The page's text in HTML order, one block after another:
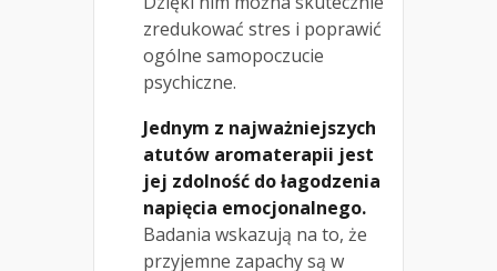
zredukować stres i poprawić
ogólne samopoczucie
psychiczne.
Jednym z najważniejszych
atutów aromaterapii jest
jej zdolność do łagodzenia
napięcia emocjonalnego.
Badania wskazują na to, że
przyjemne zapachy są w